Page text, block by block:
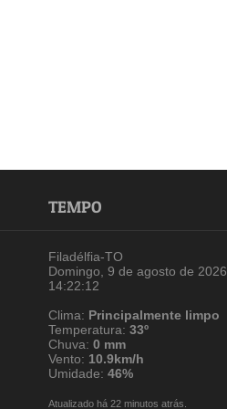
TEMPO
Filadélfia-TO
Domingo, 9 de agosto de 2026
14:22:12
Clima: Principalmente limpo
Temperatura: 33º
Chuva: 0 mm
Vento: 10.9km/h
Umidade: 46%
Atualizado há 22 minutos atrás.